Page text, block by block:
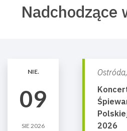
Nadchodzące
NIE.
09
SIE 2026
Ostróda,
2026